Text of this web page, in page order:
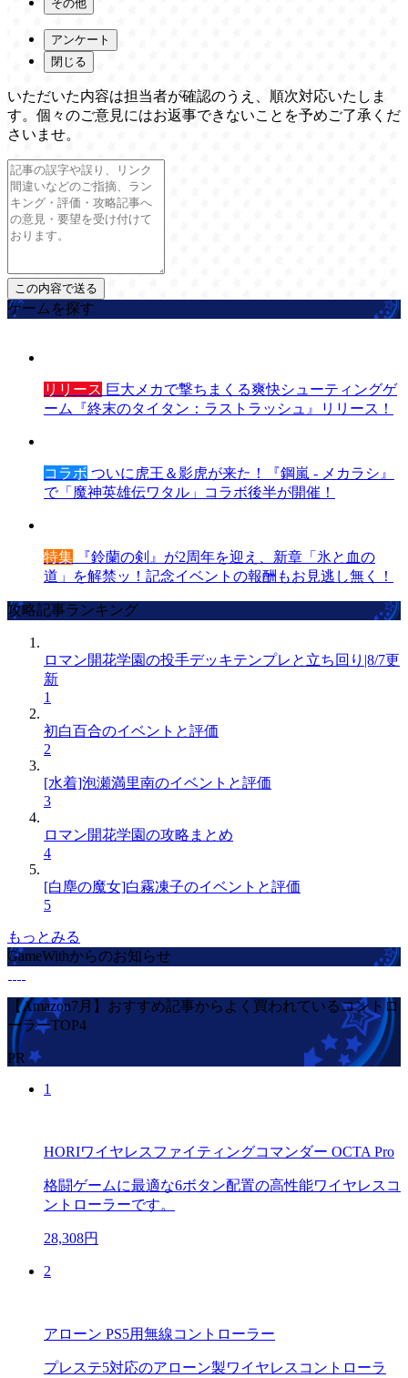
その他
アンケート
閉じる
いただいた内容は担当者が確認のうえ、順次対応いたしま
す。個々のご意見にはお返事できないことを予めご了承くだ
さいませ。
ゲームを探す
リリース 巨大メカで撃ちまくる爽快シューティングゲ
ーム『終末のタイタン：ラストラッシュ』リリース！
コラボ ついに虎王＆影虎が来た！『鋼嵐 - メカラシ』
で「魔神英雄伝ワタル」コラボ後半が開催！
特集 『鈴蘭の剣』が2周年を迎え、新章「氷と血の
道」を解禁ッ！記念イベントの報酬もお見逃し無く！
攻略記事ランキング
ロマン開花学園の投手デッキテンプレと立ち回り|8/7更
新
1
初白百合のイベントと評価
2
[水着]泡瀬満里南のイベントと評価
3
ロマン開花学園の攻略まとめ
4
[白塵の魔女]白霧凍子のイベントと評価
5
もっとみる
GameWithからのお知らせ
【Amazon7月】おすすめ記事からよく買われているコントロ
ーラーTOP4
PR
1
HORIワイヤレスファイティングコマンダー OCTA Pro
格闘ゲームに最適な6ボタン配置の高性能ワイヤレスコ
ントローラーです。
28,308円
2
アローン PS5用無線コントローラー
プレステ5対応のアローン製ワイヤレスコントローラ